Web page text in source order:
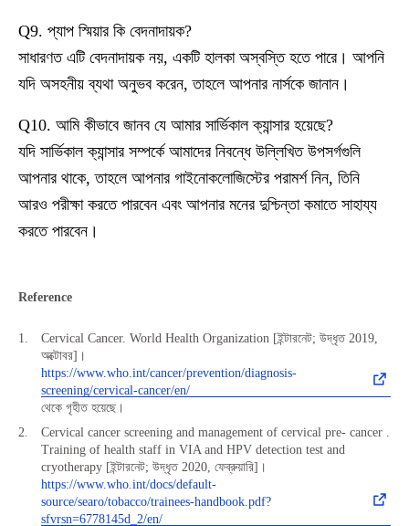
Q9. প্যাপ স্মিয়ার কি বেদনাদায়ক?
সাধারণত এটি বেদনাদায়ক নয়, একটি হালকা অস্বস্তি হতে পারে। আপনি
যদি অসহনীয় ব্যথা অনুভব করেন, তাহলে আপনার নার্সকে জানান।
Q10. আমি কীভাবে জানব যে আমার সার্ভিকাল ক্যান্সার হয়েছে?
যদি সার্ভিকাল ক্যান্সার সম্পর্কে আমাদের নিবন্ধে উল্লিখিত উপসর্গগুলি
আপনার থাকে, তাহলে আপনার গাইনোকলোজিস্টের পরামর্শ নিন, তিনি
আরও পরীক্ষা করতে পারবেন এবং আপনার মনের দুশ্চিন্তা কমাতে সাহায্য
করতে পারবেন।
Reference
Cervical Cancer. World Health Organization [ইন্টারনেট; উদ্ধৃত 2019,
অক্টোবর]।
https://www.who.int/cancer/prevention/diagnosis-
screening/cervical-cancer/en/
থেকে গৃহীত হয়েছে।
Cervical cancer screening and management of cervical pre- cancer .
Training of health staff in VIA and HPV detection test and
cryotherapy [ইন্টারনেট; উদ্ধৃত 2020, ফেব্রুয়ারি]।
https://www.who.int/docs/default-
source/searo/tobacco/trainees-handbook.pdf?
sfvrsn=6778145d_2/en/